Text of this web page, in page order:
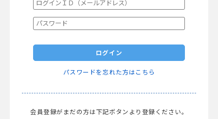
ログイン
パスワードを忘れた方はこちら
会員登録がまだの方は下記ボタンより登録ください。